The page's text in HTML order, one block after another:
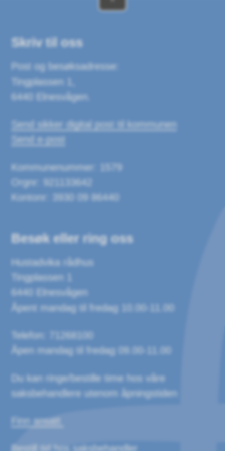
Skriv til oss
Post og besøksadresse:
Tingplassen 1,
6440 Elnesvågen.
Send sikker digital post til kommunen
Send e-post
Kommunenummer: 1579
Orgnr: 921133642
Kontonr: 3930 09 86440
Besøk eller ring oss
Hustadvika rådhus
Tingplassen 1
6440 Elnesvågen
Åpent mandag til fredag 10.00-11.00
Telefon: 71268100
Åpen mandag til fredag 09.00-11.00
Du kan ringe/bestille time hos våre
saksbehandlere utenom åpningstiden
Finn ansatt
Bestill tid hos saksbehandler